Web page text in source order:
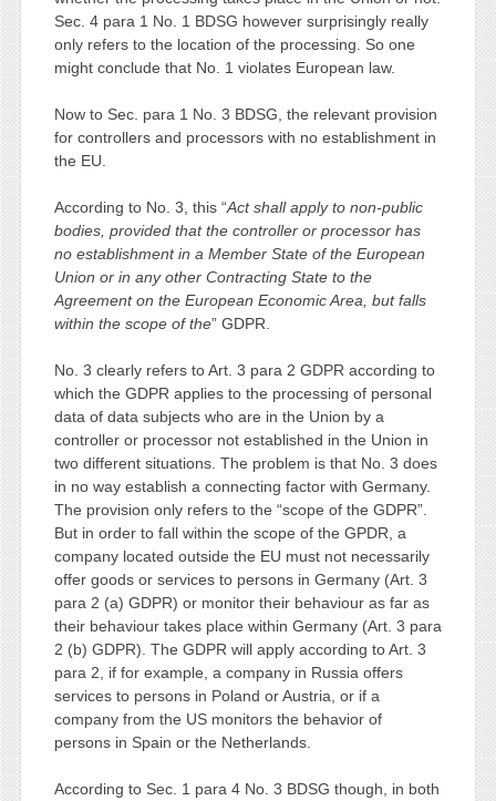
Sec. 4 para 1 No. 1 BDSG however surprisingly really
only refers to the location of the processing. So one
might conclude that No. 1 violates European law.
Now to Sec. para 1 No. 3 BDSG, the relevant provision
for controllers and processors with no establishment in
the EU.
According to No. 3, this “Act shall apply to non-public
bodies, provided that the controller or processor has
no establishment in a Member State of the European
Union or in any other Contracting State to the
Agreement on the European Economic Area, but falls
within the scope of the” GDPR.
No. 3 clearly refers to Art. 3 para 2 GDPR according to
which the GDPR applies to the processing of personal
data of data subjects who are in the Union by a
controller or processor not established in the Union in
two different situations. The problem is that No. 3 does
in no way establish a connecting factor with Germany.
The provision only refers to the “scope of the GDPR”.
But in order to fall within the scope of the GPDR, a
company located outside the EU must not necessarily
offer goods or services to persons in Germany (Art. 3
para 2 (a) GDPR) or monitor their behaviour as far as
their behaviour takes place within Germany (Art. 3 para
2 (b) GDPR). The GDPR will apply according to Art. 3
para 2, if for example, a company in Russia offers
services to persons in Poland or Austria, or if a
company from the US monitors the behavior of
persons in Spain or the Netherlands.
According to Sec. 1 para 4 No. 3 BDSG though, in both